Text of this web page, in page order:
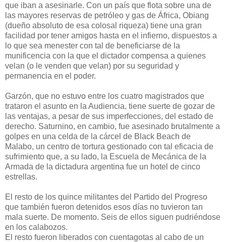
que iban a asesinarle. Con un país que flota sobre una de
las mayores reservas de petróleo y gas de África, Obiang
(dueño absoluto de esa colosal riqueza) tiene una gran
facilidad por tener amigos hasta en el infierno, dispuestos a
lo que sea menester con tal de beneficiarse de la
munificencia con la que el dictador compensa a quienes
velan (o le venden que velan) por su seguridad y
permanencia en el poder.
Garzón, que no estuvo entre los cuatro magistrados que
trataron el asunto en la Audiencia, tiene suerte de gozar de
las ventajas, a pesar de sus imperfecciones, del estado de
derecho. Saturnino, en cambio, fue asesinado brutalmente a
golpes en una celda de la cárcel de Black Beach de
Malabo, un centro de tortura gestionado con tal eficacia de
sufrimiento que, a su lado, la Escuela de Mecánica de la
Armada de la dictadura argentina fue un hotel de cinco
estrellas.
El resto de los quince militantes del Partido del Progreso
que también fueron detenidos esos días no tuvieron tan
mala suerte. De momento. Seis de ellos siguen pudriéndose
en los calabozos.
El resto fueron liberados con cuentagotas al cabo de un